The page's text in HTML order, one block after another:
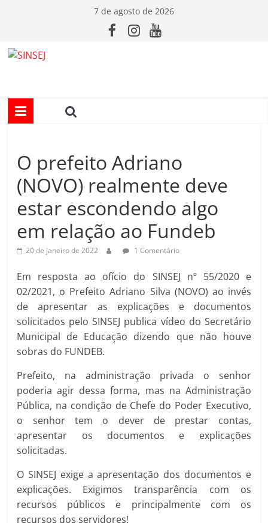
conteúdo
7 de agosto de 2026
I
S
E
O prefeito Adriano
(NOVO) realmente deve
estar escondendo algo
em relação ao Fundeb
20 de janeiro de 2022 1 Comentário
Em resposta ao ofício do SINSEJ nº 55/2020 e
02/2021, o Prefeito Adriano Silva (NOVO) ao invés
de apresentar as explicações e documentos
solicitados pelo SINSEJ publica vídeo do Secretário
Municipal de Educação dizendo que não houve
sobras do FUNDEB.
Prefeito, na administração privada o senhor
poderia agir dessa forma, mas na Administração
Pública, na condição de Chefe do Poder Executivo,
o senhor tem o dever de prestar contas,
apresentar os documentos e explicações
solicitadas.
O SINSEJ exige a apresentação dos documentos e
explicações. Exigimos transparência com os
recursos públicos e principalmente com os
recursos dos servidores!